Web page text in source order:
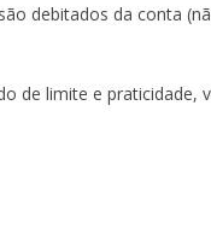
debitados da conta
de limite e praticidade,